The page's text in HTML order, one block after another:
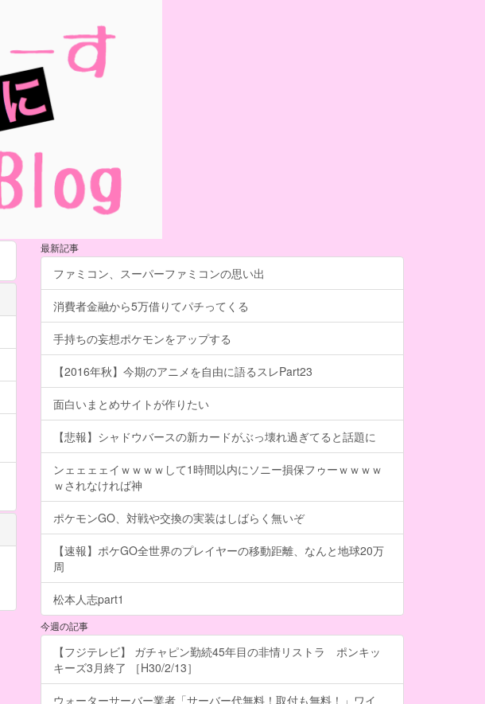
最新記事
ファミコン、スーパーファミコンの思い出
消費者金融から5万借りてパチってくる
手持ちの妄想ポケモンをアップする
【2016年秋】今期のアニメを自由に語るスレPart23
面白いまとめサイトが作りたい
【悲報】シャドウバースの新カードがぶっ壊れ過ぎてると話題に
ンェェェェイｗｗｗｗして1時間以内にソニー損保フゥーｗｗｗｗ
ｗされなければ神
ポケモンGO、対戦や交換の実装はしばらく無いぞ
【速報】ポケGO全世界のプレイヤーの移動距離、なんと地球20万
周
松本人志part1
今週の記事
【フジテレビ】 ガチャピン勤続45年目の非情リストラ ポンキッ
キーズ3月終了 ［H30/2/13］
ウォーターサーバー業者「サーバー代無料！取付も無料！」ワイ